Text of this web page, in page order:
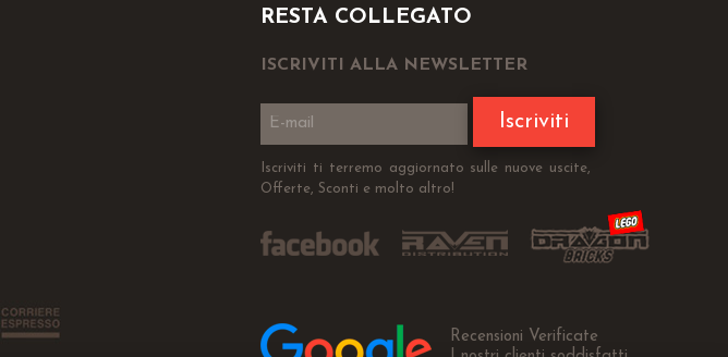
RESTA COLLEGATO
ISCRIVITI ALLA NEWSLETTER
Iscriviti
Iscriviti ti terremo aggiornato sulle nuove uscite,
Offerte, Sconti e molto altro!
Recensioni Verificate